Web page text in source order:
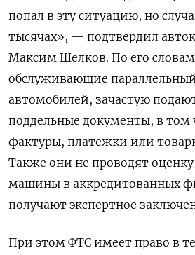
попал в эту ситуацию, но
тысячах», — подтвердил
Максим Шелков. По его
обслуживающие
автомобилей, зачастую
поддельные документы, в том
фактуры, платежки или
Также они не проводят
машины в аккредитованных
получают экспертное
При этом ФТС имеет право в